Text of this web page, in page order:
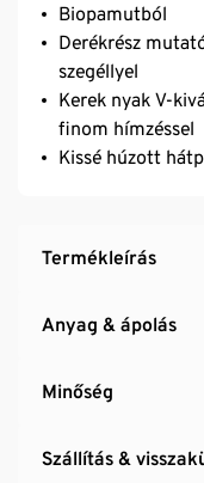
Biopamutból
Derékrész
szegéllyel
Kerek nyak V-
finom hímzéssel
Kissé húzott
Termékleírás
Anyag & ápolás
Minőség
Szállítás &